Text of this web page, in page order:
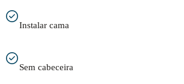
Instalar cama
Sem cabeceira